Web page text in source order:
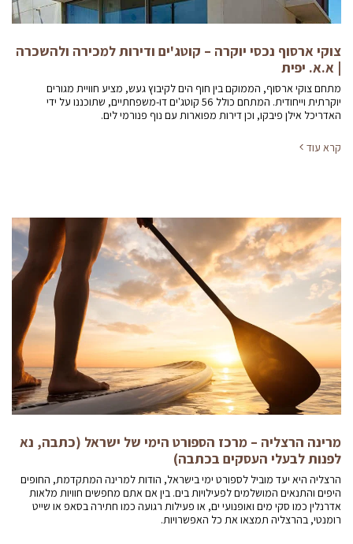
צוקי ארסוף נכסי יוקרה – קוטג'ים ודירות למכירה ולהשכרה
| א.א. יפית
מתחם צוקי ארסוף, הממוקם בין חוף הים לקיבוץ געש, מציע חוויית מגורים
יוקרתית וייחודית. המתחם כולל 56 קוטג'ים דו-משפחתיים, שתוכננו על ידי
האדריכל אילן פיבקו, וכן דירות מפוארות עם נוף פנורמי לים.
קרא עוד
מרינה הרצליה – מרכז הספורט הימי של ישראל (כתבה, נא
לפנות לבעלי העסקים בכתבה)
הרצליה היא יעד מוביל לספורט ימי בישראל, הודות למרינה המתקדמת, החופים
היפים והתנאים המושלמים לפעילויות בים. בין אם אתם מחפשים חוויות מלאות
אדרנלין כמו סקי מים ואופנועי ים, או פעילות רגועה כמו חתירה בסאפ או שייט
רומנטי, בהרצליה תמצאו את כל האפשרויות.